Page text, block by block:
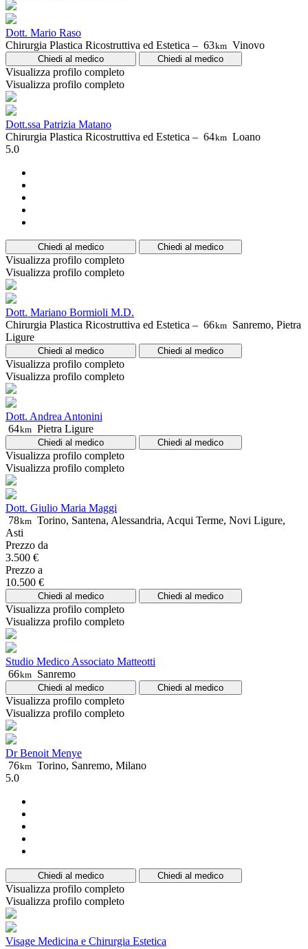
Dott. Mario Raso
Chirurgia Plastica Ricostruttiva ed Estetica – 63km Vinovo
Chiedi al medico Chiedi al medico
Visualizza profilo completo
Visualizza profilo completo
Dott.ssa Patrizia Matano
Chirurgia Plastica Ricostruttiva ed Estetica – 64km Loano
5.0
Chiedi al medico Chiedi al medico
Visualizza profilo completo
Visualizza profilo completo
Dott. Mariano Bormioli M.D.
Chirurgia Plastica Ricostruttiva ed Estetica – 66km Sanremo, Pietra
Ligure
Chiedi al medico Chiedi al medico
Visualizza profilo completo
Visualizza profilo completo
Dott. Andrea Antonini
64km Pietra Ligure
Chiedi al medico Chiedi al medico
Visualizza profilo completo
Visualizza profilo completo
Dott. Giulio Maria Maggi
78km Torino, Santena, Alessandria, Acqui Terme, Novi Ligure,
Asti
Prezzo da
3.500 €
Prezzo a
10.500 €
Chiedi al medico Chiedi al medico
Visualizza profilo completo
Visualizza profilo completo
Studio Medico Associato Matteotti
66km Sanremo
Chiedi al medico Chiedi al medico
Visualizza profilo completo
Visualizza profilo completo
Dr Benoit Menye
76km Torino, Sanremo, Milano
5.0
Chiedi al medico Chiedi al medico
Visualizza profilo completo
Visualizza profilo completo
Visage Medicina e Chirurgia Estetica